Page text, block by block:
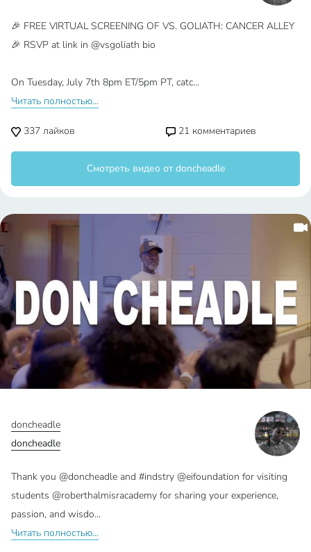
🎉 FREE VIRTUAL SCREENING OF VS. GOLIATH: CANCER ALLEY
🎉 RSVP at link in @vsgoliath bio
On Tuesday, July 7th 8pm ET/5pm PT, catc…
Читать полностью...
337 лайков 21 комментариев
Смотреть видео от doncheadle
doncheadle
doncheadle
Thank you @doncheadle and #indstry @eifoundation for visiting
students @roberthalmisracademy for sharing your experience,
passion, and wisdo…
Читать полностью...